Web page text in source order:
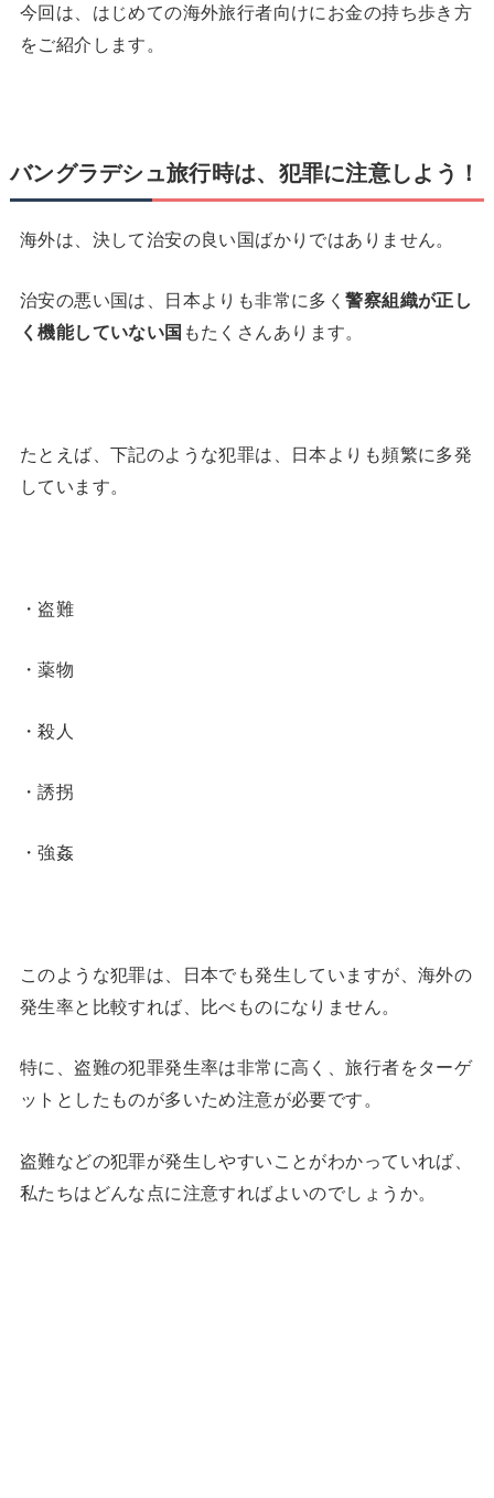
今回は、はじめての海外旅行者向けにお金の持ち歩き方
をご紹介します。
バングラデシュ旅行時は、犯罪に注意しよう！
海外は、決して治安の良い国ばかりではありません。
治安の悪い国は、日本よりも非常に多く警察組織が正し
く機能していない国 もたくさんあります。
たとえば、下記のような犯罪は、日本よりも頻繁に多発
しています。
・盗難
・薬物
・殺人
・誘拐
・強姦
このような犯罪は、日本でも発生していますが、海外の
発生率と比較すれば、比べものになりません。
特に、盗難の犯罪発生率は非常に高く、旅行者をターゲ
ットとしたものが多いため注意が必要です。
盗難などの犯罪が発生しやすいことがわかっていれば、
私たちはどんな点に注意すればよいのでしょうか。